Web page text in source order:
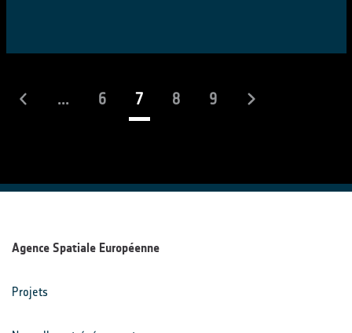
... 6 7(actuel)
8 9
Agence Spatiale Européenne
Projets